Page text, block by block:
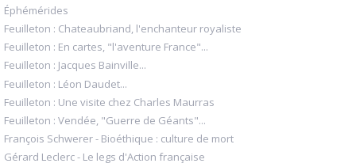
Éphémérides
Feuilleton : Chateaubriand, l'enchanteur royaliste
Feuilleton : En cartes, "l'aventure France"...
Feuilleton : Jacques Bainville...
Feuilleton : Léon Daudet...
Feuilleton : Une visite chez Charles Maurras
Feuilleton : Vendée, "Guerre de Géants"...
François Schwerer - Bioéthique : culture de mort
Gérard Leclerc - Le legs d'Action française